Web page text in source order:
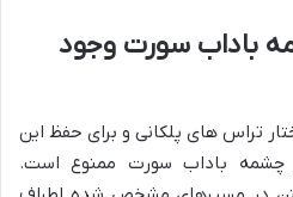
باداب سورت وجود
تراس های پلکانی و برای حفظ این
چشمه باداب سورت ممنوع است.